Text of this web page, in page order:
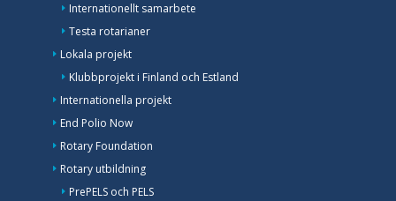
Internationellt samarbete
Testa rotarianer
Lokala projekt
Klubbprojekt i Finland och Estland
Internationella projekt
End Polio Now
Rotary Foundation
Rotary utbildning
PrePELS och PELS